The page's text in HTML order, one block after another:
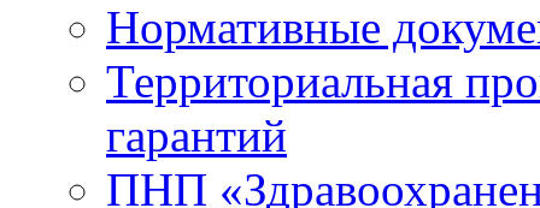
Нормативные
Территориальная
гарантий
ПНП